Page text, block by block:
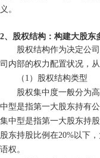
义。
2、股权结构：构建大股东
股权结构作为决定公司
司内部的权力配置状况，
（1）股权结构类型
股权集中度一般分为高
中型是指第一大股东持有
集中型是指第一大股东持
股东持股比例在20%以下
语权。